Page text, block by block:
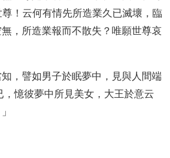
尊 ！ 云何有情先所造業久已滅壞 ， 臨
無 ， 所造業報而不散失 ？ 唯願世尊哀
， 譬如男子於眠夢中 ， 見與人間端
，憶彼夢中所見美女 ， 大王於意云